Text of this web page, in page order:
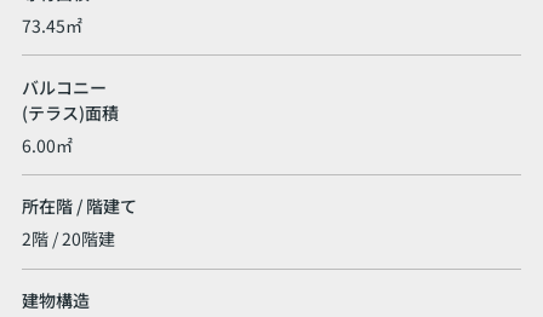
73.45㎡
バルコニー
(テラス)面積
6.00㎡
所在階 / 階建て
2階 / 20階建
建物構造